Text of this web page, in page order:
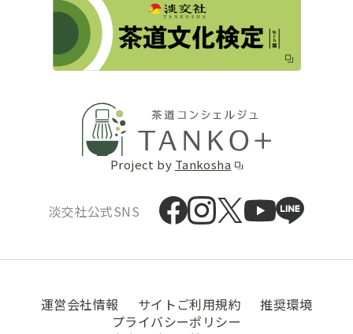
Project by Tankosha
淡交社公式SNS
運営会社情報 サイトご利用規約
推奨環境
プライバシーポリシー